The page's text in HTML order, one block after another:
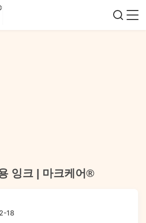
잉크 | 마크케어®
18